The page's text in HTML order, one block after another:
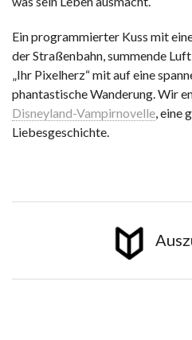
Ein programmierter Kuss mit
der Straßenbahn, summende
„Ihr Pixelherz“ mit auf eine
phantastische Wanderung. Wir
Disneyland-Vampirnovelle, eine
Liebesgeschichte.